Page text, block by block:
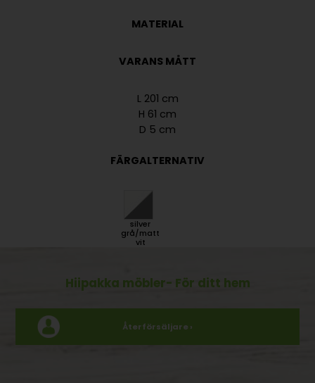
MATERIAL
VARANS MÅTT
L 201 cm
H 61 cm
D 5 cm
FÄRGALTERNATIV
silver
grå/matt
vit
Hiipakka möbler- För ditt hem
Återförsäljare ›